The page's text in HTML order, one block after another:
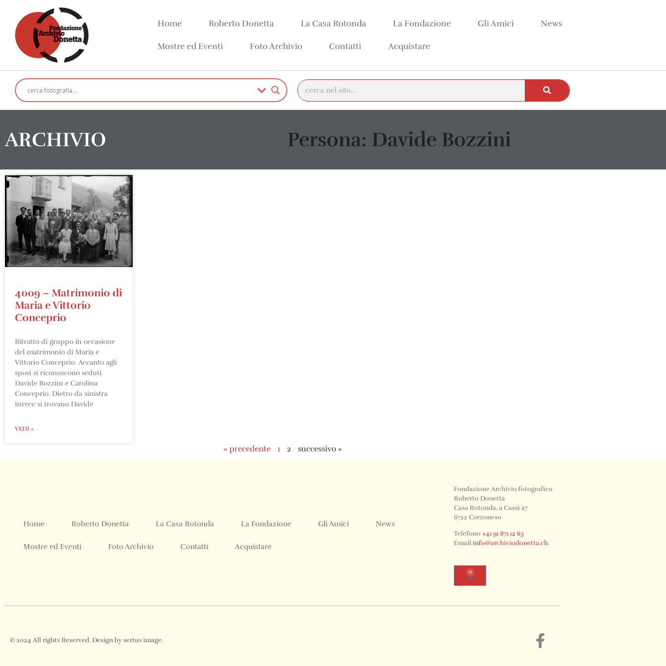
Home Roberto Donetta La Casa Rotonda La Fondazione Gli Amici News
Mostre ed Eventi Foto Archivio Contatti Acquistare
ARCHIVIO Persona: Davide Bozzini
4009 – Matrimonio di
Maria e Vittorio
Conceprio
Ritratto di gruppo in occasione
del matrimonio di Maria e
Vittorio Conceprio. Accanto agli
sposi si riconoscono seduti
Davide Bozzini e Carolina
Conceprio. Dietro da sinistra
invece si trovano Davide
VEDI »
« precedente 1 2 successivo »
Home Roberto Donetta La Casa Rotonda La Fondazione Gli Amici News
Mostre ed Eventi Foto Archivio Contatti Acquistare
Fondazione Archivio fotografico
Roberto Donetta
Casa Rotonda, a Cassì 27
6722 Corzoneso
Telefono +41 91 871 12 63
Email info@archiviodonetta.ch
0
© 2024 All rights Reserved. Design by sertus image.